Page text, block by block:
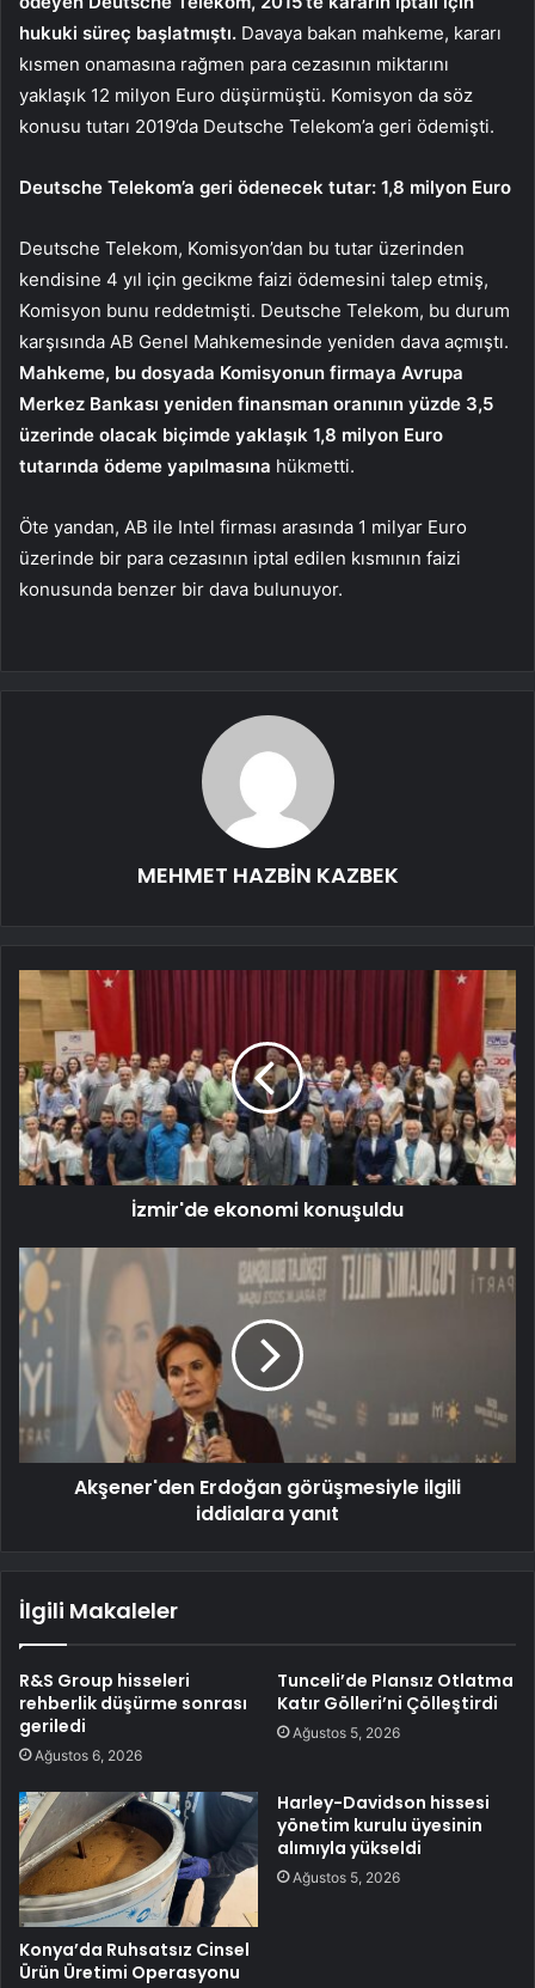
hukuki süreç başlatmıştı. Davaya bakan mahkeme, kararı
kısmen onamasına rağmen para cezasının miktarını
yaklaşık 12 milyon Euro düşürmüştü. Komisyon da söz
konusu tutarı 2019’da Deutsche Telekom’a geri ödemişti.
Deutsche Telekom’a geri ödenecek tutar: 1,8 milyon Euro
Deutsche Telekom, Komisyon’dan bu tutar üzerinden
kendisine 4 yıl için gecikme faizi ödemesini talep etmiş,
Komisyon bunu reddetmişti. Deutsche Telekom, bu durum
karşısında AB Genel Mahkemesinde yeniden dava açmıştı.
Mahkeme, bu dosyada Komisyonun firmaya Avrupa
Merkez Bankası yeniden finansman oranının yüzde 3,5
üzerinde olacak biçimde yaklaşık 1,8 milyon Euro
tutarında ödeme yapılmasına hükmetti.
Öte yandan, AB ile Intel firması arasında 1 milyar Euro
üzerinde bir para cezasının iptal edilen kısmının faizi
konusunda benzer bir dava bulunuyor.
MEHMET HAZBİN KAZBEK
İzmir'de ekonomi konuşuldu
Akşener'den Erdoğan görüşmesiyle ilgili
iddialara yanıt
İlgili Makaleler
R&S Group hisseleri
rehberlik düşürme sonrası
geriledi
Ağustos 6, 2026
Tunceli’de Plansız Otlatma
Katır Gölleri’ni Çölleştirdi
Ağustos 5, 2026
Konya’da Ruhsatsız Cinsel
Ürün Üretimi Operasyonu
Harley-Davidson hissesi
yönetim kurulu üyesinin
alımıyla yükseldi
Ağustos 5, 2026